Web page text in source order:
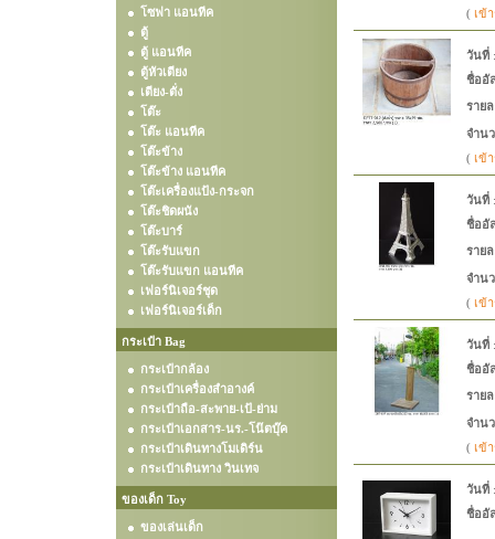
โซฟา แอนทีค
ตู้
ตู้ แอนทีค
ตู้หัวเตียง
เตียง-ตั่ง
โต๊ะ
โต๊ะ แอนทีค
โต๊ะข้าง
โต๊ะข้าง แอนทีค
โต๊ะเครื่องแป้ง-กระจก
โต๊ะชิดผนัง
โต๊ะบาร์
โต๊ะรับแขก
โต๊ะรับแขก แอนทีค
เฟอร์นิเจอร์ชุด
เฟอร์นิเจอร์เด็ก
กระเป๋า Bag
กระเป๋ากล้อง
กระเป๋าเครื่องสำอางค์
กระเป๋าถือ-สะพาย-เป้-ย่าม
กระเป๋าเอกสาร-นร.-โน๊ตบุ๊ค
กระเป๋าเดินทางโมเดิร์น
กระเป๋าเดินทาง วินเทจ
ของเด็ก Toy
ของเล่นเด็ก
( เข้
วันที่
ชื่ออั
ราย
จำน
( เข้
วันที่
ชื่ออั
ราย
จำน
( เข้
วันที่
ชื่ออั
ราย
จำน
( เข้
วันที่
ชื่ออั